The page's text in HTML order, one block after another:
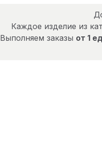
Каждое изделие из
Выполняем заказы от 1